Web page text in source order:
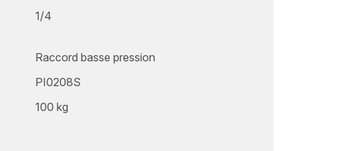
1/4
Raccord basse pression
PI0208S
100 kg